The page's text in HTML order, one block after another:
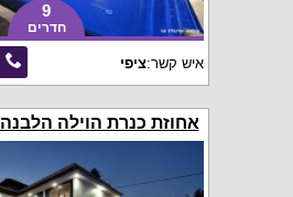
9
חדרים
איש קשר:ציפי
אחוזת כנרת הוילה הלבנה